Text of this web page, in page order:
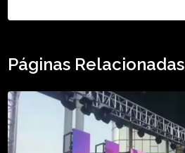
Páginas Relacionadas